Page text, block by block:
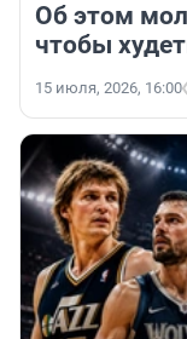
Об этом
чтобы
15 июля, 2026, 16:00